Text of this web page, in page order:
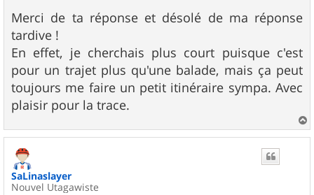
g
e
Merci de ta réponse et désolé de ma réponse
tardive !
En effet, je cherchais plus court puisque c'est
pour un trajet plus qu'une balade, mais ça peut
toujours me faire un petit itinéraire sympa. Avec
plaisir pour la trace.
a
SaLinaslayer
Nouvel Utagawiste